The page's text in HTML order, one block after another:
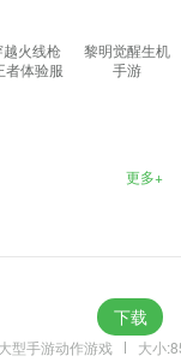
机rpg游戏；
型MMORPG的游戏
技能和精彩刺激的副
美奂的场景和细腻
玩家可以更快速地上
越火线枪
者体验服
黎明觉醒生机
手游
更多+
型手游动作游戏 大小
下载